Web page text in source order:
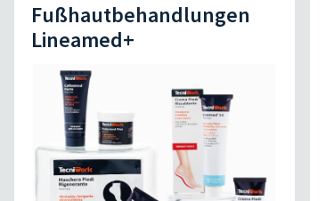
Fußhautbehandlungen
Lineamed+